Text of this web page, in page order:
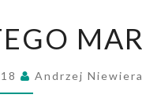
ŚWIĘTEGO
Andrzej Niewiera